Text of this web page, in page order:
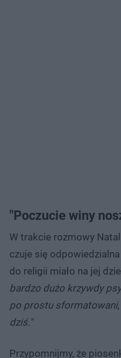
"Poczucie winy
W trakcie rozmowy
czuje się
do religii miało na jej
bardzo dużo krzywdy
po prostu
dziś."
Przypomnijmy, że